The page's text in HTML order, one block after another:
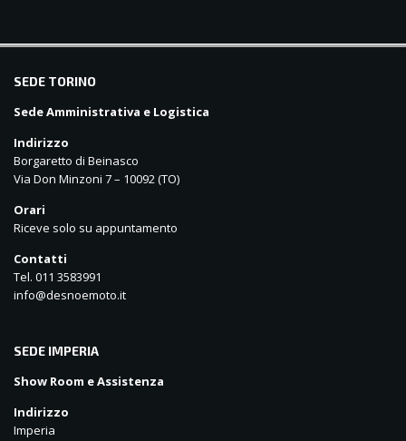
balkanpharmacy
SEDE TORINO
Sede Amministrativa e Logistica
Indirizzo
Borgaretto di Beinasco
Via Don Minzoni 7 – 10092 (TO)
Orari
Riceve solo su appuntamento
Contatti
Tel. 011 3583991
info@desnoemoto.it
SEDE IMPERIA
Show Room e Assistenza
Indirizzo
Imperia